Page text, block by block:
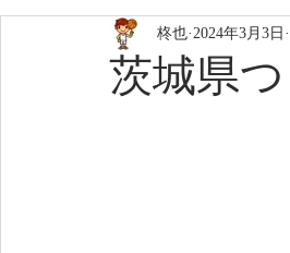
茨城県
柊也 2024年3月3日